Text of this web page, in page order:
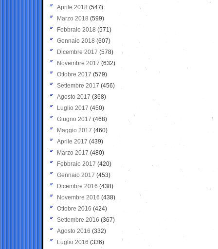
Aprile 2018 (547)
Marzo 2018 (599)
Febbraio 2018 (571)
Gennaio 2018 (607)
Dicembre 2017 (578)
Novembre 2017 (632)
Ottobre 2017 (579)
Settembre 2017 (456)
Agosto 2017 (368)
Luglio 2017 (450)
Giugno 2017 (468)
Maggio 2017 (460)
Aprile 2017 (439)
Marzo 2017 (480)
Febbraio 2017 (420)
Gennaio 2017 (453)
Dicembre 2016 (438)
Novembre 2016 (438)
Ottobre 2016 (424)
Settembre 2016 (367)
Agosto 2016 (332)
Luglio 2016 (336)